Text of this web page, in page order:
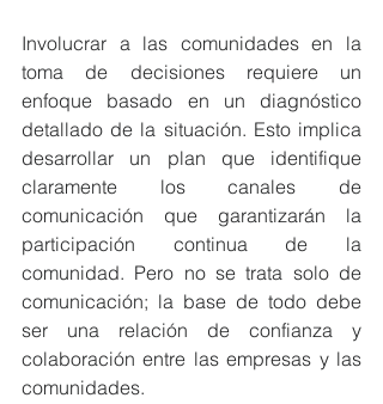
Involucrar a las comunidades en la
toma de decisiones requiere un
enfoque basado en un diagnóstico
detallado de la situación. Esto implica
desarrollar un plan que identifique
claramente los canales de
comunicación que garantizarán la
participación continua de la
comunidad. Pero no se trata solo de
comunicación; la base de todo debe
ser una relación de confianza y
colaboración entre las empresas y las
comunidades.